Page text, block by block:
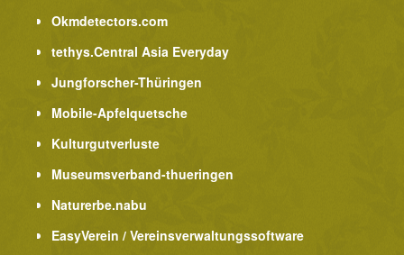
Okmdetectors.com
tethys.Central Asia Everyday
Jungforscher-Thüringen
Mobile-Apfelquetsche
Kulturgutverluste
Museumsverband-thueringen
Naturerbe.nabu
EasyVerein / Vereinsverwaltungssoftware